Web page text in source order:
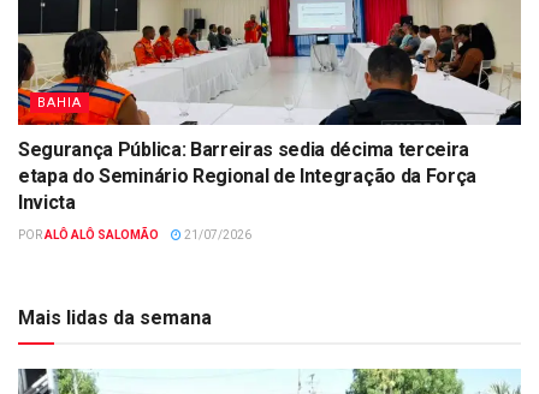
BAHIA
Segurança Pública: Barreiras sedia décima terceira
etapa do Seminário Regional de Integração da Força
Invicta
PORALÔ ALÔ SALOMÃO 21/07/2026
Mais lidas da semana